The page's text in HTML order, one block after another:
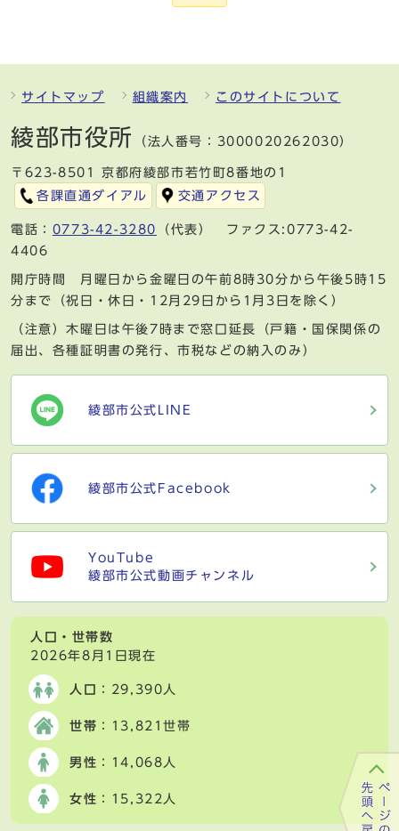
サイトマップ 組織案内 このサイトについて
綾部市役所 （法人番号：3000020262030）
〒623-8501 京都府綾部市若竹町8番地の1
各課直通ダイアル
交通アクセス
電話： 0773-42-3280
（代表） ファクス:0773-42-
4406
開庁時間 月曜日から金曜日の午前8時30分から午後5時15
分まで（祝日・休日・12月29日から1月3日を除く）
（注意）木曜日は午後7時まで窓口延長（戸籍・国保関係の
届出、各種証明書の発行、市税などの納入のみ）
綾部市公式LINE
綾部市公式Facebook
YouTube
綾部市公式動画チャンネル
人口・世帯数
2026年8月1日現在
人口 ：29,390人
世帯 ：13,821世帯
男性 ：14,068人
女性 ：15,322人